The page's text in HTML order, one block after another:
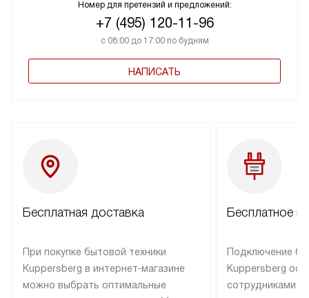
Номер для претензий и предложений:
+7 (495) 120-11-96
с 08:00 до 17:00 по будням
НАПИСАТЬ
Бесплатная доставка
При покупке бытовой техники
Kuppersberg в интернет-магазине
можно выбрать оптимальные
Бесплатное
Подключение
Kuppersberg
сотрудниками